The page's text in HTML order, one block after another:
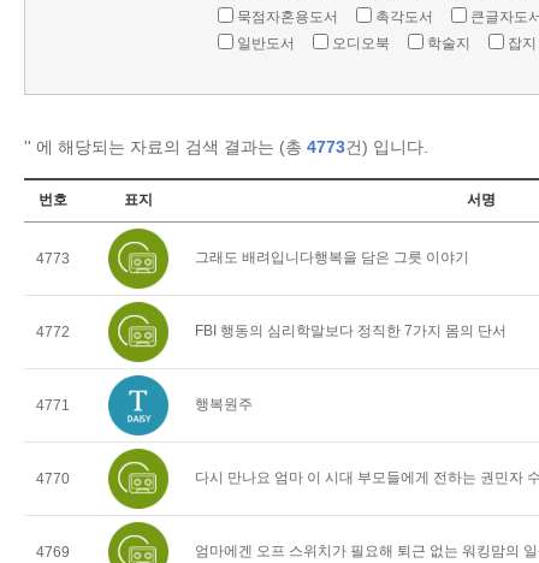
묵점자혼용도서
촉각도서
큰글자도
일반도서
오디오북 학술지 잡지
'' 에 해당되는 자료의 검색 결과는 (총 4773건) 입니다.
번호 표지 서명
4773 그래도 배려입니다행복을 담은 그릇 이야기
4772 FBI 행동의 심리학말보다 정직한 7가지 몸의 단서
4771 행복원주
4770 다시 만나요 엄마 이 시대 부모들에게 전하는 권민자
4769 엄마에겐 오프 스위치가 필요해 퇴근 없는 워킹맘의